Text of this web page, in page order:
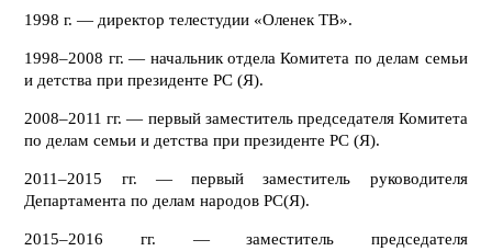
1998 г. — директор телестудии «Оленек ТВ».
1998–2008 гг. — начальник отдела Комитета по делам семьи
и детства при президенте РС (Я).
2008–2011 гг. — первый заместитель председателя Комитета
по делам семьи и детства при президенте РС (Я).
2011–2015 гг. — первый заместитель руководителя
Департамента по делам народов РС(Я).
2015–2016 гг. — заместитель председателя